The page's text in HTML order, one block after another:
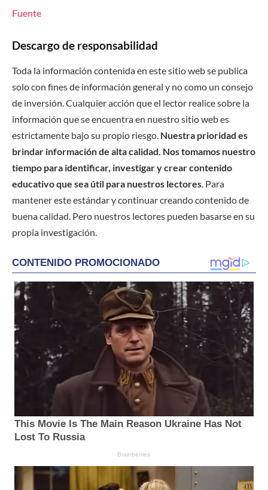
Fuente
Descargo de responsabilidad
Toda la información contenida en este sitio web se publica
solo con fines de información general y no como un consejo
de inversión. Cualquier acción que el lector realice sobre la
información que se encuentra en nuestro sitio web es
estrictamente bajo su propio riesgo. Nuestra prioridad es
brindar información de alta calidad. Nos tomamos nuestro
tiempo para identificar, investigar y crear contenido
educativo que sea útil para nuestros lectores. Para
mantener este estándar y continuar creando contenido de
buena calidad. Pero nuestros lectores pueden basarse en su
propia investigación.